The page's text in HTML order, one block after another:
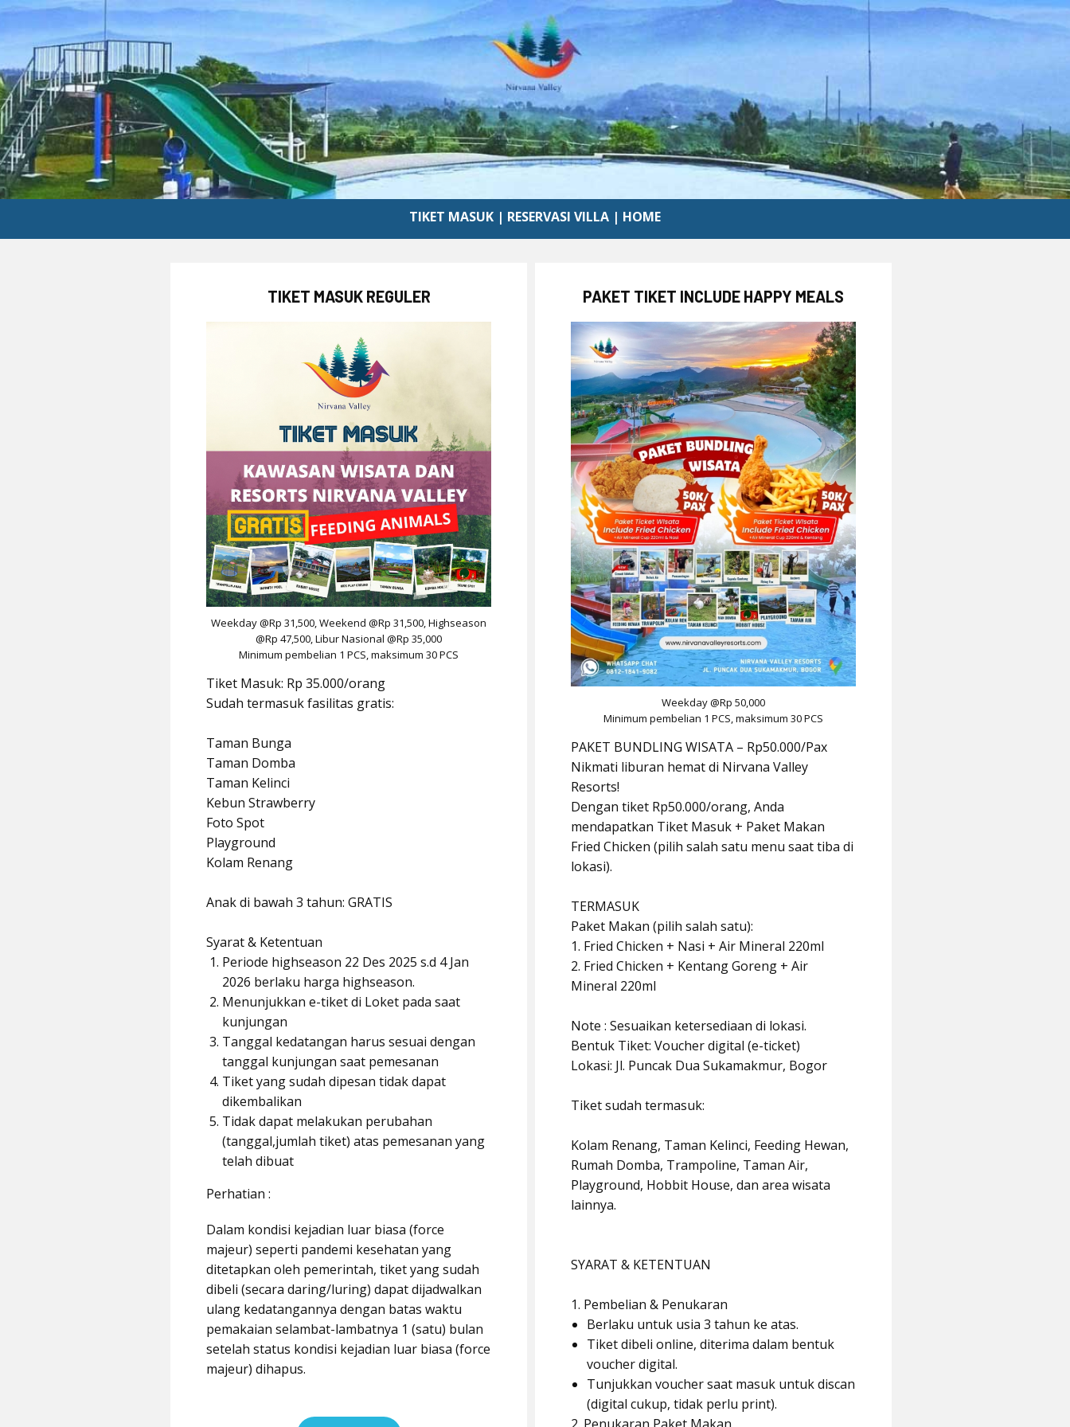
TIKET MASUK | RESERVASI VILLA | HOME
TIKET MASUK REGULER
Weekday @Rp 31,500, Weekend @Rp 31,500, Highseason
@Rp 47,500, Libur Nasional @Rp 35,000
Minimum pembelian 1 PCS, maksimum 30 PCS
Tiket Masuk: Rp 35.000/orang
Sudah termasuk fasilitas gratis:
Taman Bunga
Taman Domba
Taman Kelinci
Kebun Strawberry
Foto Spot
Playground
Kolam Renang
Anak di bawah 3 tahun: GRATIS
Syarat & Ketentuan
Periode highseason 22 Des 2025 s.d 4 Jan
2026 berlaku harga highseason.
Menunjukkan e-tiket di Loket pada saat
kunjungan
Tanggal kedatangan harus sesuai dengan
tanggal kunjungan saat pemesanan
Tiket yang sudah dipesan tidak dapat
dikembalikan
Tidak dapat melakukan perubahan
(tanggal,jumlah tiket) atas pemesanan yang
telah dibuat
Perhatian :
Dalam kondisi kejadian luar biasa (force
majeur) seperti pandemi kesehatan yang
ditetapkan oleh pemerintah, tiket yang sudah
dibeli (secara daring/luring) dapat dijadwalkan
ulang kedatangannya dengan batas waktu
pemakaian selambat-lambatnya 1 (satu) bulan
setelah status kondisi kejadian luar biasa (force
majeur) dihapus.
PAKET TIKET INCLUDE HAPPY MEALS
Weekday @Rp 50,000
Minimum pembelian 1 PCS, maksimum 30 PCS
PAKET BUNDLING WISATA – Rp50.000/Pax
Nikmati liburan hemat di Nirvana Valley
Resorts!
Dengan tiket Rp50.000/orang, Anda
mendapatkan Tiket Masuk + Paket Makan
Fried Chicken (pilih salah satu menu saat tiba di
lokasi).
TERMASUK
Paket Makan (pilih salah satu):
1. Fried Chicken + Nasi + Air Mineral 220ml
2. Fried Chicken + Kentang Goreng + Air
Mineral 220ml
Note : Sesuaikan ketersediaan di lokasi.
Bentuk Tiket: Voucher digital (e-ticket)
Lokasi: Jl. Puncak Dua Sukamakmur, Bogor
Tiket sudah termasuk:
Kolam Renang, Taman Kelinci, Feeding Hewan,
Rumah Domba, Trampoline, Taman Air,
Playground, Hobbit House, dan area wisata
lainnya.
SYARAT & KETENTUAN
1. Pembelian & Penukaran
Berlaku untuk usia 3 tahun ke atas.
Tiket dibeli online, diterima dalam bentuk
voucher digital.
Tunjukkan voucher saat masuk untuk discan
(digital cukup, tidak perlu print).